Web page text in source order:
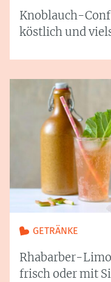
Knoblauch-
köstlich und
GETRÄNKE
Rhabarber-
frisch oder mit